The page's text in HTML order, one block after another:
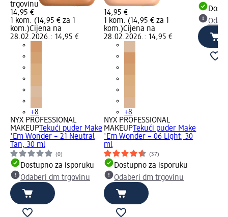
trgovinu
14,95 €
1 kom. (14,95 € za 1
kom.)Cijena na
28.02.2026.: 14,95 €
+8
NYX PROFESSIONAL
MAKEUPTekući puder Make
'Em Wonder – 21 Neutral
Tan, 30 ml
(0)
Dostupno za isporuku
Odaberi dm trgovinu
14,95 €
1 kom. (14,95 € za 1
kom.)Cijena na
28.02.2026.: 14,95 €
+8
NYX PROFESSIONAL
MAKEUPTekući puder Make
'Em Wonder – 06 Light, 30
ml
(37)
Dostupno za isporuku
Odaberi dm trgovinu